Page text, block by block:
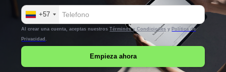
+57
Al crear una cuenta, aceptas nuestrosTérminos y Condiciones y Política de
Privacidad.